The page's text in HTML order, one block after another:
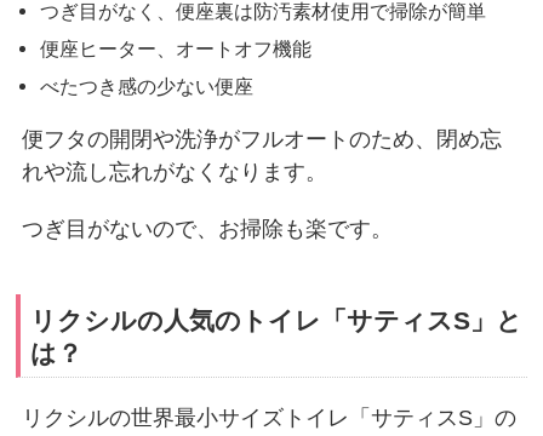
つぎ目がなく、便座裏は防汚素材使用で掃除が簡単
便座ヒーター、オートオフ機能
べたつき感の少ない便座
便フタの開閉や洗浄がフルオートのため、閉め忘
れや流し忘れがなくなります。
つぎ目がないので、お掃除も楽です。
リクシルの人気のトイレ「サティスS」と
は？
リクシルの世界最小サイズトイレ「サティスS」の